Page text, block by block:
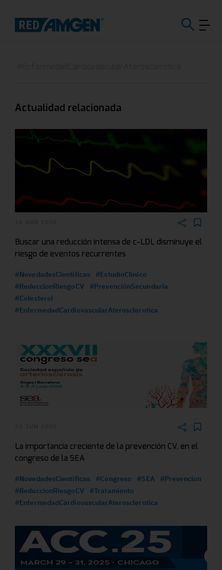
Actualidad relacionada
Buscar una reducción intensa de c-LDL disminuye el
riesgo de eventos recurrentes
#NovedadesCientificas
#EstudioClinico
#ReduccionRiesgoCV
#PrevenciónSecundaria
#Colesterol
#EnfermedadCardiovascularAterosclerotica
La importancia creciente de la prevención CV, en el
congreso de la SEA
#NovedadesCientificas #Congreso #SEA
#Prevencion
#ReduccionRiesgoCV
#Tratamiento
#EnfermedadCardiovascularAterosclerotica